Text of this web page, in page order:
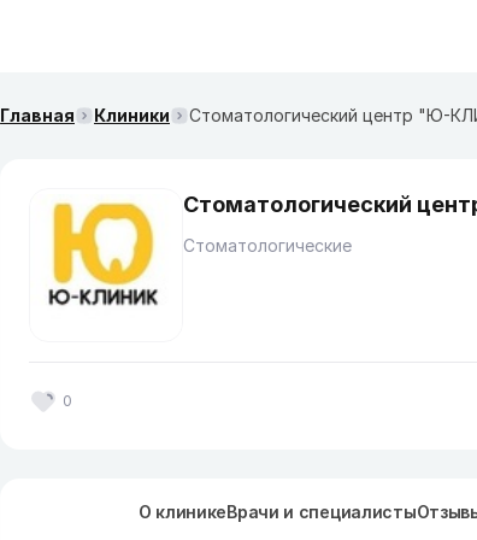
Главная Клиники Стоматологический центр "Ю-
Стоматологический
Стоматологические
0
О клиникеВрачи и специалисты